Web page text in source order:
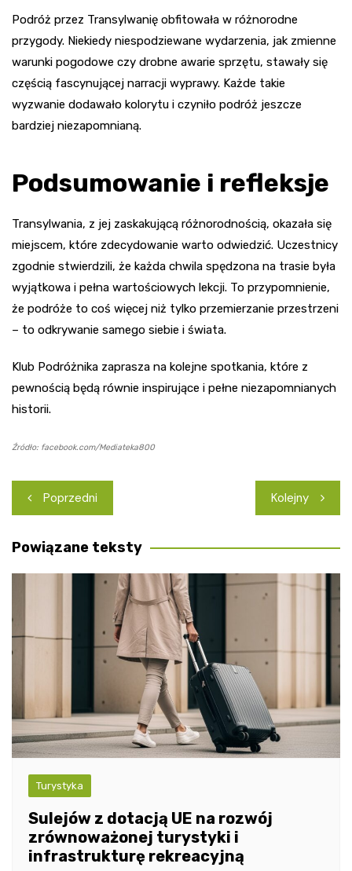
Podróż przez Transylwanię obfitowała w różnorodne
przygody. Niekiedy niespodziewane wydarzenia, jak zmienne
warunki pogodowe czy drobne awarie sprzętu, stawały się
częścią fascynującej narracji wyprawy. Każde takie
wyzwanie dodawało kolorytu i czyniło podróż jeszcze
bardziej niezapomnianą.
Podsumowanie i refleksje
Transylwania, z jej zaskakującą różnorodnością, okazała się
miejscem, które zdecydowanie warto odwiedzić. Uczestnicy
zgodnie stwierdzili, że każda chwila spędzona na trasie była
wyjątkowa i pełna wartościowych lekcji. To przypomnienie,
że podróże to coś więcej niż tylko przemierzanie przestrzeni
– to odkrywanie samego siebie i świata.
Klub Podróżnika zaprasza na kolejne spotkania, które z
pewnością będą równie inspirujące i pełne niezapomnianych
historii.
Źródło: facebook.com/Mediateka800
Nawigacja
wpisu
Poprzedni Kolejny
Powiązane teksty
Turystyka
Sulejów z dotacją UE na rozwój
zrównoważonej turystyki i
infrastrukturę rekreacyjną